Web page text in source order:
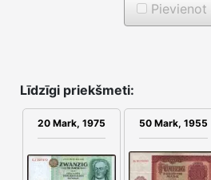
Līdzīgi priekšmeti:
20 Mark, 1975 50 Mark, 1955